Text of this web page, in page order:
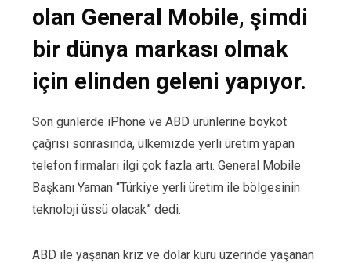
olan General Mobile, şimdi
bir dünya markası olmak
için elinden geleni yapıyor.
Son günlerde iPhone ve ABD ürünlerine boykot
çağrısı sonrasında, ülkemizde yerli üretim yapan
telefon firmaları ilgi çok fazla artı. General Mobile
Başkanı Yaman “Türkiye yerli üretim ile bölgesinin
teknoloji üssü olacak” dedi.
ABD ile yaşanan kriz ve dolar kuru üzerinde yaşanan